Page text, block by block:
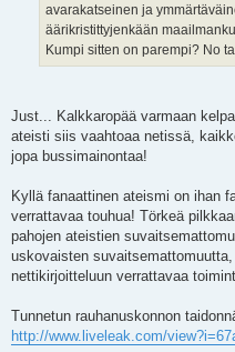
avarakatseinen ja
äärikristittyjenkään
Kumpi sitten on parempi? No
Just... Kalkkaropää varmaan
ateisti siis vaahtoaa netissä,
jopa bussimainontaa!
Kyllä fanaattinen ateismi on ihan
verrattavaa touhua! Törkeä
pahojen ateistien
uskovaisten
nettikirjoitteluun verrattavaa
Tunnetun rauhanuskonnon
http://www.liveleak.com/